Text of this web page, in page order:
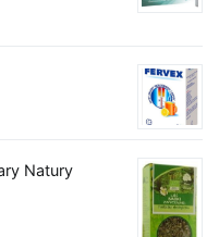
Natury